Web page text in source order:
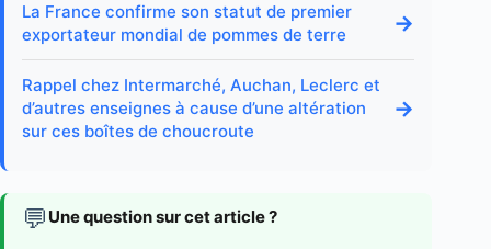
La France confirme son statut de premier
exportateur mondial de pommes de terre
→
Rappel chez Intermarché, Auchan, Leclerc et
d’autres enseignes à cause d’une altération
sur ces boîtes de choucroute
→
💬 Une question sur cet article ?